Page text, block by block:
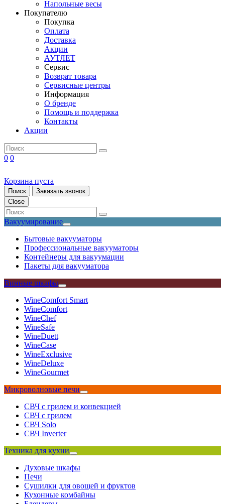
Напольные весы
Покупателю
Покупка
Оплата
Доставка
Акции
АУТЛЕТ
Сервис
Возврат товара
Сервисные центры
Информация
О бренде
Помощь и поддержка
Контакты
Акции
0 0
Корзина пуста
Поиск
Заказать звонок
Close
Вакуумирование
Бытовые вакууматоры
Профессиональные вакууматоры
Контейнеры для вакуумации
Пакеты для вакууматора
Винные шкафы
WineComfort Smart
WineComfort
WineChef
WineSafe
WineDuett
WineCase
WineExclusive
WineDeluxe
WineGourmet
Микроволновые печи
СВЧ с грилем и конвекцией
СВЧ с грилем
СВЧ Solo
СВЧ Inverter
Техника для кухни
Духовые шкафы
Печи
Сушилки для овощей и фруктов
Кухонные комбайны